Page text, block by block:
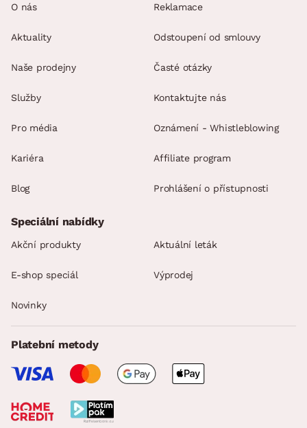
O nás
Aktuality
Naše prodejny
Služby
Pro média
Kariéra
Blog
Reklamace
Odstoupení od smlouvy
Časté otázky
Kontaktujte nás
Oznámení - Whistleblowing
Affiliate program
Prohlášení o přístupnosti
Speciální nabídky
Akční produkty Aktuální leták
E-shop speciál Výprodej
Novinky
Platební metody